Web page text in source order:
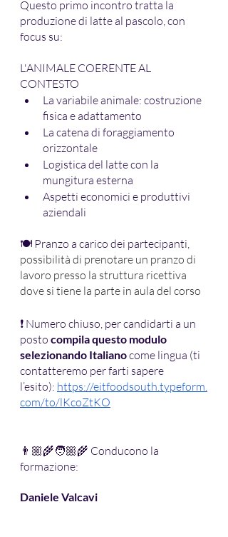
Questo primo incontro tratta la
produzione di latte al pascolo, con
focus su:
L'ANIMALE COERENTE AL
CONTESTO
La variabile animale: costruzione
fisica e adattamento
La catena di foraggiamento
orizzontale
Logistica del latte con la
mungitura esterna
Aspetti economici e produttivi
aziendali
🍽 Pranzo a carico dei partecipanti,
possibilità di prenotare un pranzo di
lavoro presso la struttura ricettiva
dove si tiene la parte in aula del corso
❗ Numero chiuso, per candidarti a un
posto compila questo modulo
selezionando Italiano come lingua (ti
contatteremo per farti sapere
l’esito): https://eitfoodsouth.typeform.
com/to/lKcoZtKO
👨🏼‍🌾🧑🏼‍🌾 Conducono la
formazione:
Daniele Valcavi